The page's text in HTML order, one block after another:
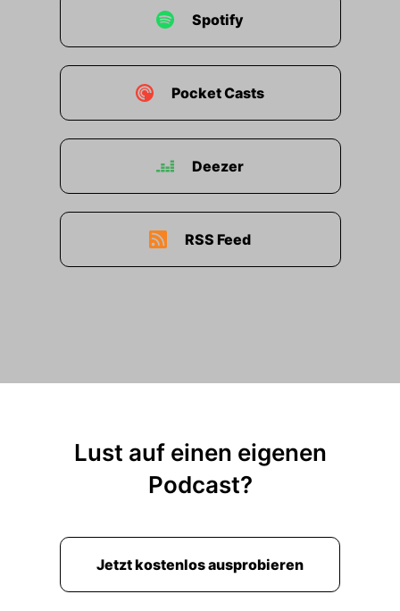
Spotify
Pocket Casts
Deezer
RSS Feed
Lust auf einen eigenen
Podcast?
Jetzt kostenlos ausprobieren